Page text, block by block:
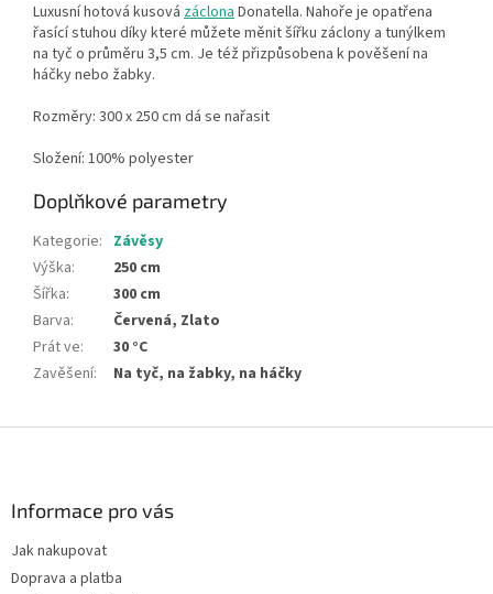
Luxusní hotová kusová záclonaDonatella. Nahoře je opatřena
řasící stuhou díky které můžete měnit šířku záclony a tunýlkem
na tyč o průměru 3,5 cm. Je též přizpůsobena k pověšení na
háčky nebo žabky.
Rozměry: 300 x 250 cm dá se nařasit
Složení: 100% polyester
Doplňkové parametry
Kategorie: Závěsy
Výška:
250 cm
Šířka:
300 cm
Barva:
Červená, Zlato
Prát ve:
30 °C
Zavěšení: Na tyč, na žabky, na háčky
Informace pro vás
Jak nakupovat
Doprava a platba